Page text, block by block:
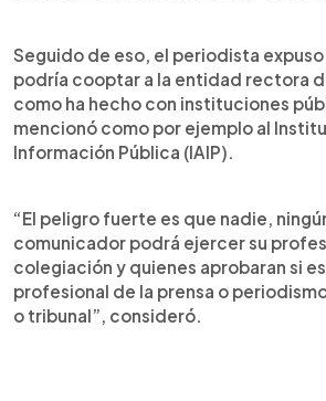
Seguido de eso, el periodista
podría cooptar a la entidad rectora
como ha hecho con instituciones
mencionó como por ejemplo al
Información Pública (IAIP).
“El peligro fuerte es que nadie,
comunicador podrá ejercer su
colegiación y quienes aprobaran si
profesional de la prensa o
o tribunal”, consideró.